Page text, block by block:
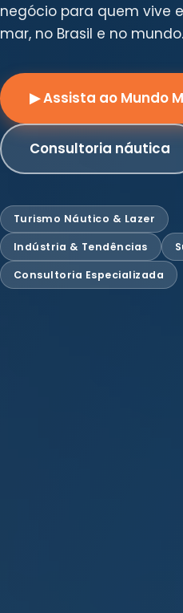
negócio para quem vive
mar, no Brasil e no mundo.
▶ Assista ao Mundo
Consultoria náutica
Turismo Náutico & Lazer
Indústria & Tendências
Consultoria Especializada